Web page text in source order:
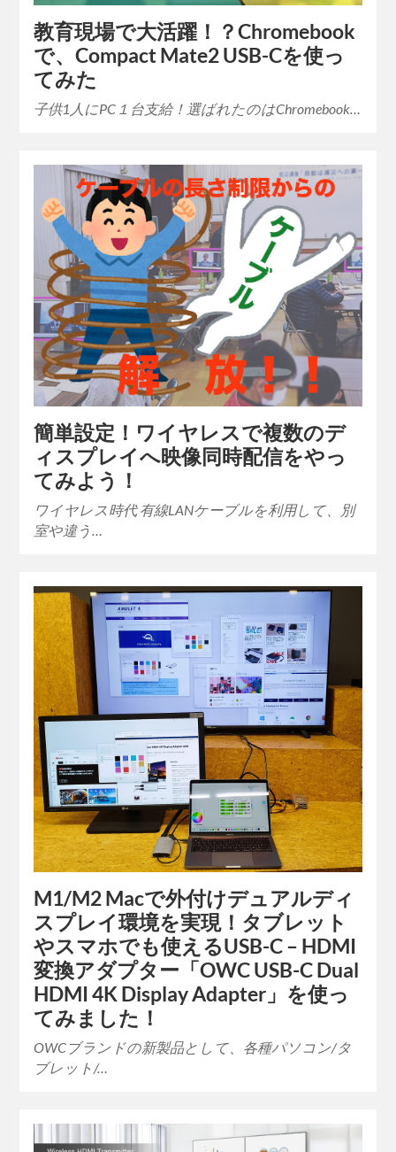
教育現場で大活躍！？Chromebook
で、Compact Mate2 USB-Cを使っ
てみた
子供1人にPC１台支給！選ばれたのはChromebook…
簡単設定！ワイヤレスで複数のデ
ィスプレイへ映像同時配信をやっ
てみよう！
ワイヤレス時代 有線LANケーブルを利用して、別
室や違う…
M1/M2 Macで外付けデュアルディ
スプレイ環境を実現！タブレット
やスマホでも使えるUSB-C – HDMI
変換アダプター「OWC USB-C Dual
HDMI 4K Display Adapter」を使っ
てみました！
OWCブランドの新製品として、各種パソコン/タ
ブレット/…